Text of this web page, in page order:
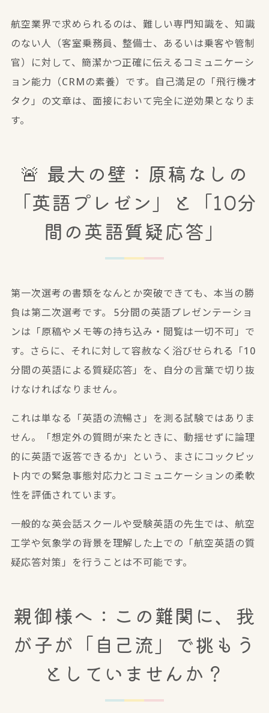
航空業界で求められるのは、難しい専門知識を、知識
のない人（客室乗務員、整備士、あるいは乗客や管制
官）に対して、簡潔かつ正確に伝えるコミュニケーシ
ョン能力（CRMの素養）です。自己満足の「飛行機オ
タク」の文章は、面接において完全に逆効果となりま
す。
🚨 最大の壁：原稿なしの
「英語プレゼン」と「10分
間の英語質疑応答」
第一次選考の書類をなんとか突破できても、本当の勝
負は第二次選考です。 5分間の英語プレゼンテーショ
ンは「原稿やメモ等の持ち込み・閲覧は一切不可」で
す。さらに、それに対して容赦なく浴びせられる「10
分間の英語による質疑応答」を、自分の言葉で切り抜
けなければなりません。
これは単なる「英語の流暢さ」を測る試験ではありま
せん。「想定外の質問が来たときに、動揺せずに論理
的に英語で返答できるか」という、
まさにコックピッ
ト内での緊急事態対応力とコミュニケーションの柔軟
性を評価されています。
一般的な英会話スクールや受験英語の先生では、航空
工学や気象学の背景を理解した上での「航空英語の質
疑応答対策」を行うことは不可能です。
親御様へ：この難関に、我
が子が「自己流」で挑もう
としていませんか？